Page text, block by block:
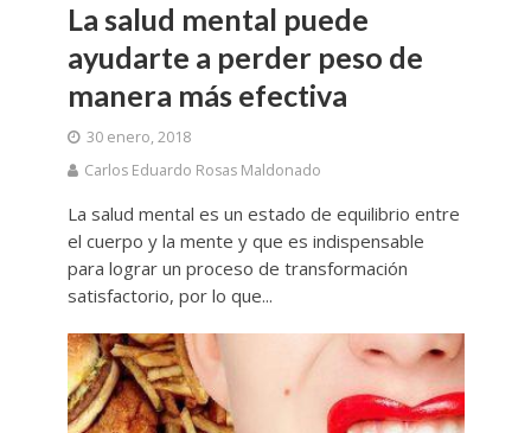
La salud mental puede
ayudarte a perder peso de
manera más efectiva
30 enero, 2018
Carlos Eduardo Rosas Maldonado
La salud mental es un estado de equilibrio entre
el cuerpo y la mente y que es indispensable
para lograr un proceso de transformación
satisfactorio, por lo que...